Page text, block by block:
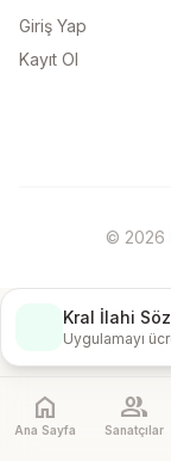
Giriş Yap
Kayıt Ol
© 2026
Kral İlahi
Uygulamayı
home
Ana Sayfa
people
Sanatçılar